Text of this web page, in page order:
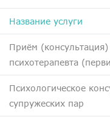
Название услуги
Приём
психотерапевта
Психологическое
супружеских пар